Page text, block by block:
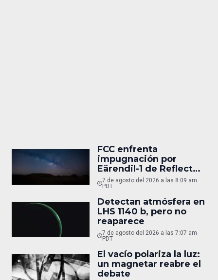
FCC enfrenta
impugnación por
Eärendil-1 de Reflect
Orbital
7 de agosto del 2026 a las 8:09 am
PDT
Detectan atmósfera en
LHS 1140 b, pero no
reaparece
7 de agosto del 2026 a las 7:07 am
PDT
El vacío polariza la luz:
un magnetar reabre el
debate